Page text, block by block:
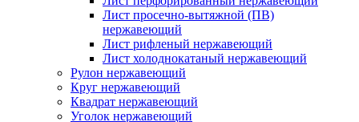
Лист просечно-вытяжной (ПВ)
нержавеющий
Лист рифленый нержавеющий
Лист холоднокатаный нержавеющий
Рулон нержавеющий
Круг нержавеющий
Квадрат нержавеющий
Уголок нержавеющий